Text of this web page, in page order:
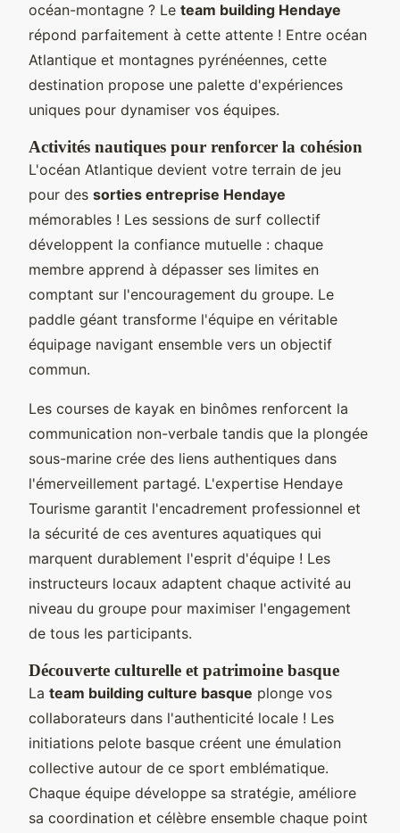
océan-montagne ? Le team building Hendaye
répond parfaitement à cette attente ! Entre océan
Atlantique et montagnes pyrénéennes, cette
destination propose une palette d'expériences
uniques pour dynamiser vos équipes.
Activités nautiques pour renforcer la cohésion
L'océan Atlantique devient votre terrain de jeu
pour des sorties entreprise Hendaye
mémorables ! Les sessions de surf collectif
développent la confiance mutuelle : chaque
membre apprend à dépasser ses limites en
comptant sur l'encouragement du groupe. Le
paddle géant transforme l'équipe en véritable
équipage navigant ensemble vers un objectif
commun.
Les courses de kayak en binômes renforcent la
communication non-verbale tandis que la plongée
sous-marine crée des liens authentiques dans
l'émerveillement partagé. L'expertise Hendaye
Tourisme garantit l'encadrement professionnel et
la sécurité de ces aventures aquatiques qui
marquent durablement l'esprit d'équipe ! Les
instructeurs locaux adaptent chaque activité au
niveau du groupe pour maximiser l'engagement
de tous les participants.
Découverte culturelle et patrimoine basque
La team building culture basque plonge vos
collaborateurs dans l'authenticité locale ! Les
initiations pelote basque créent une émulation
collective autour de ce sport emblématique.
Chaque équipe développe sa stratégie, améliore
sa coordination et célèbre ensemble chaque point